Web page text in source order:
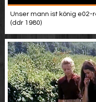
Unser mann ist könig e02-
(ddr 1980)